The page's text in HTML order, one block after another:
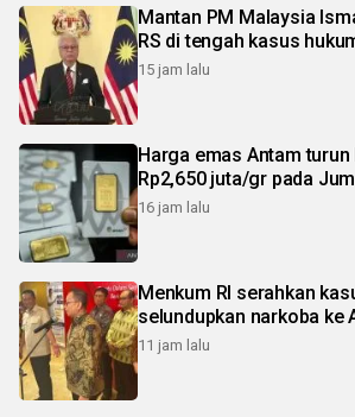
Mantan PM Malaysia
RS di tengah kasus
15 jam lalu
Harga emas Antam turun
Rp2,650 juta/gr pada
16 jam lalu
Menkum RI serahkan
selundupkan narkoba ke
11 jam lalu